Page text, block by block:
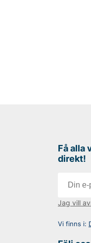
Få alla
direkt!
Jag vill
Vi finns i: